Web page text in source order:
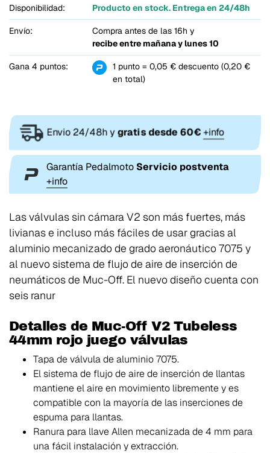
Disponibilidad: Producto en stock. Entrega en 24/48h
Envío:
Compra antes de las 16h y
recibe entre mañana y lunes 10
Gana 4 puntos:
1 punto = 0,05 € descuento (0,20 €
en total)
Envio 24/48h ygratis desde 60€+info
Garantía Pedalmoto Servicio postventa
+info
Las válvulas sin cámara V2 son más fuertes, más
livianas e incluso más fáciles de usar gracias al
aluminio mecanizado de grado aeronáutico 7075 y
al nuevo sistema de flujo de aire de inserción de
neumáticos de Muc-Off. El nuevo diseño cuenta con
seis ranur
Detalles de Muc-Off V2 Tubeless
44mm rojo juego válvulas
Tapa de válvula de aluminio 7075.
El sistema de flujo de aire de inserción de llantas
mantiene el aire en movimiento libremente y es
compatible con la mayoría de las inserciones de
espuma para llantas.
Ranura para llave Allen mecanizada de 4 mm para
una fácil instalación y extracción.